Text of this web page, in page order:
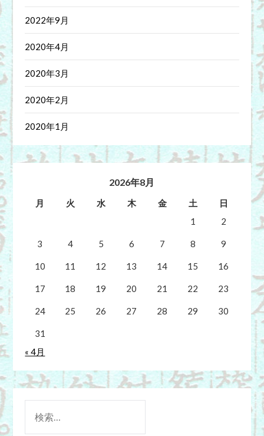
2022年9月
2020年4月
2020年3月
2020年2月
2020年1月
2026年8月
月 火 水 木 金 土
日
1
2
3 4 5 6 7 8 9
10 11 12 13 14 15 16
17 18 19 20 21 22 23
24 25 26 27 28 29 30
31
« 4月
索: